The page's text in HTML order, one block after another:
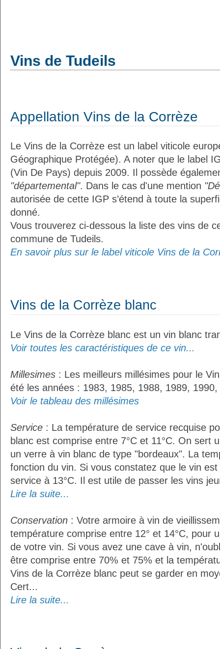
Vins de Tudeils
Appellation Vins de la Corrèze
Le Vins de la Corrèze est un label viticole
Géographique Protégée). A noter que le label
(Vin De Pays) depuis 2009. Il possède
"départemental". Dans le cas d'une mention
autorisée de cette IGP s’étend à toute la
donné.
Vous trouverez ci-dessous la liste des vins de
commune de Tudeils.
En savoir plus sur le label viticole Vins de la
Vins de la Corrèze blanc
Le Vins de la Corrèze blanc est un vin blanc
Voir toutes les caractéristiques de ce vin...
Millesimes : Les meilleurs millésimes pour le
été les années : 1983, 1985, 1988, 1989, 1990,
Voir le tableau des millésimes
Service : La température de service recquise
blanc est comprise entre 7°C et 11°C. On sert
un verre à vin blanc de type "bordeaux". La
fonction du vin. Si vous constatez que le vin
service à 13°C. Il est utile de passer les vins
Lire la suite...
Conservation : Votre armoire à vin de
température comprise entre 12° et 14°C, pour
de votre vin. Si vous avez une cave à vin,
être comprise entre 70% et 75% et la
Vins de la Corrèze blanc peut se garder en
Cert...
Lire la suite...